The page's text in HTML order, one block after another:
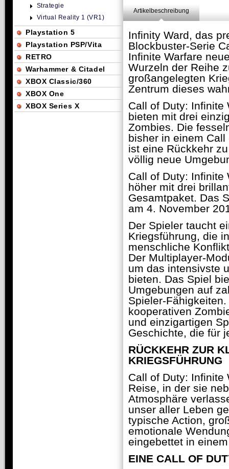
Artikelbeschreibung
Infinity Ward, das
Blockbuster-Serie
Infinite Warfare
Wurzeln der Reihe
großangelegten
Zentrum dieses
Call of Duty: Infinite
bieten mit drei
Zombies. Die
bisher in einem
ist eine Rückkehr
völlig neue
Call of Duty: Infinite
höher mit drei
Gesamtpaket. Das
am 4. November
Der Spieler taucht
Kriegsführung, die
menschliche
Der Multiplayer-
um das intensivste
bieten. Das Spiel
Umgebungen auf
Spieler-
kooperativen
und einzigartigen
Geschichte, die für
RÜCKKEHR ZUR
KRIEGSFÜHRUNG
Call of Duty: Infinite
Reise, in der sie
Atmosphäre
unser aller Leben
typische Action,
emotionale
eingebettet in
EINE CALL OF
Strategie
Virtual Reality 1 (VR1)
Playstation 5
Playstation PSP/Vita
RETRO
Warhammer & Citadel
XBOX Classic/360
XBOX One
XBOX Series X